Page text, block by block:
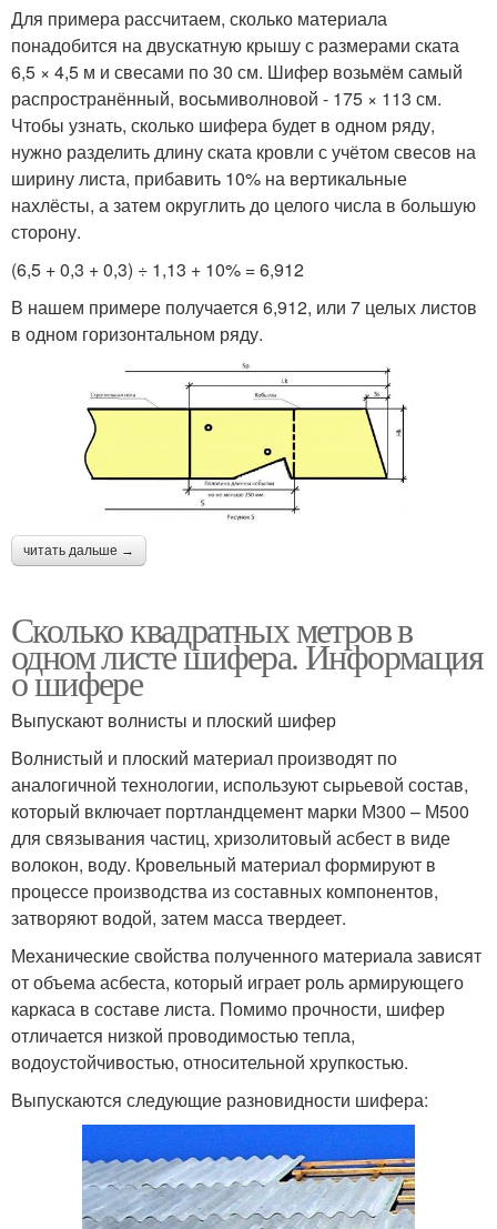
Для примера рассчитаем, сколько материала
понадобится на двускатную крышу с размерами ската
6,5 × 4,5 м и свесами по 30 см. Шифер возьмём самый
распространённый, восьмиволновой - 175 × 113 см.
Чтобы узнать, сколько шифера будет в одном ряду,
нужно разделить длину ската кровли с учётом свесов на
ширину листа, прибавить 10% на вертикальные
нахлёсты, а затем округлить до целого числа в большую
сторону.
(6,5 + 0,3 + 0,3) ÷ 1,13 + 10% = 6,912
В нашем примере получается 6,912, или 7 целых листов
в одном горизонтальном ряду.
читать дальше →
Сколько квадратных метров в
одном листе шифера. Информация
о шифере
Выпускают волнисты и плоский шифер
Волнистый и плоский материал производят по
аналогичной технологии, используют сырьевой состав,
который включает портландцемент марки М300 – М500
для связывания частиц, хризолитовый асбест в виде
волокон, воду. Кровельный материал формируют в
процессе производства из составных компонентов,
затворяют водой, затем масса твердеет.
Механические свойства полученного материала зависят
от объема асбеста, который играет роль армирующего
каркаса в составе листа. Помимо прочности, шифер
отличается низкой проводимостью тепла,
водоустойчивостью, относительной хрупкостью.
Выпускаются следующие разновидности шифера: